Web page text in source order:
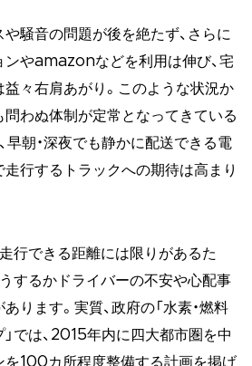
騒音の問題が後を絶たず、さらに
ンやamazonなどを利用は伸び、宅
々右肩あがり。このような状況か
問わぬ体制が定常となってきている
早朝・深夜でも静かに配送できる電
行するトラックへの期待は高まり
行できる距離には限りがあるた
するかドライバーの不安や心配事
ります。実質、政府の「水素・燃料
では、2015年内に四大都市圏を中
を100カ所程度整備する計画を掲げ